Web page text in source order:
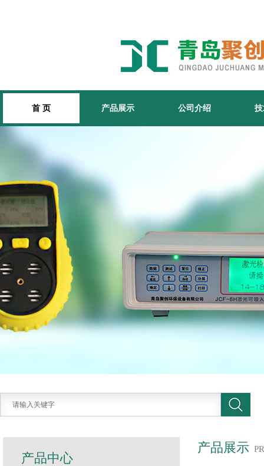
首 页 产品展示 公司介绍
产品展示
产品中心